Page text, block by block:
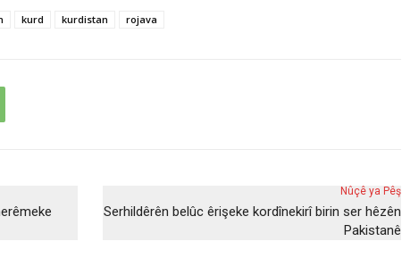
kurd kurdistan rojava
Nûçê ya Pêş
Serhildêrên belûc êrişeke kordînekirî birin ser hêzên
Pakistanê